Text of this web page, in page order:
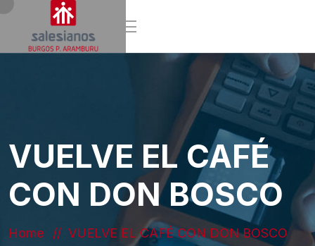
VUELVE EL CAFÉ
CON DON BOSCO
Home VUELVE EL CAFÉ CON DON BOSCO